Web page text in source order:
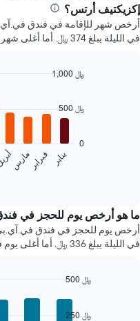
إكزيكتيف أرتس؟
أرخص شهر للإقامة في فندق
في الليلة يبلغ 374 ﷼. أما أغلى شهر فهو مايو بسعر 563 ﷼ في الليلة.
سعر
غرفة
كل
شهر
المخطط
يناير فبرايرمارس
0
500 ﷼
1,000 ﷼
ما هو أرخص يوم للحجز في
أرخص يوم للحجز في فندق
في الليلة يبلغ 336 ﷼. أما أغلى يوم فهو الجمعة بسعر 403 ﷼ في الليلة.
250 ﷼
500 ﷼